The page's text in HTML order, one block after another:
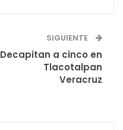
SIGUIENTE
Decapitan a cinco en
Tlacotalpan
Veracruz